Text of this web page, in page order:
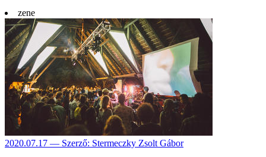
zene
2020.07.17 — Szerző: Stermeczky Zsolt Gábor